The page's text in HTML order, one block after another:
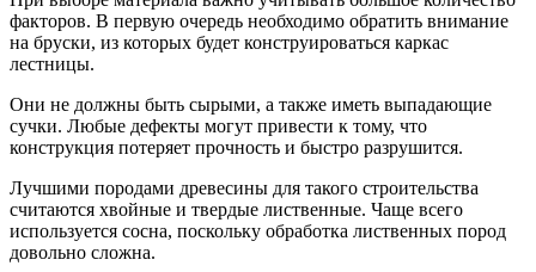
факторов. В первую очередь необходимо обратить внимание
на бруски, из которых будет конструироваться каркас
лестницы.
Они не должны быть сырыми, а также иметь выпадающие
сучки. Любые дефекты могут привести к тому, что
конструкция потеряет прочность и быстро разрушится.
Лучшими породами древесины для такого строительства
считаются хвойные и твердые лиственные. Чаще всего
используется сосна, поскольку обработка лиственных пород
довольно сложна.